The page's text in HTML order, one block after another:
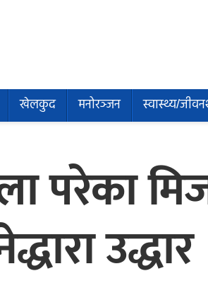
खेलकुद मनोरञ्जन स्वास्थ्य/
परेका
उद्धार